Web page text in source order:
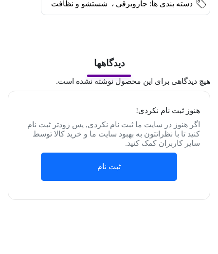
دسته بندی ها: جاروبرقی ، شستشو و نظافت
دیدگاهها
هیچ دیدگاهی برای این محصول نوشته نشده است.
هنوز ثبت نام نکردی!
اگر هنوز در سایت ما ثبت نام نکردی, پس زودتر ثبت نام
کنید تا با نظراتتون به بهبود سایت ما و خرید کالا توسط
سایر کاربران کمک کنید.
ثبت نام